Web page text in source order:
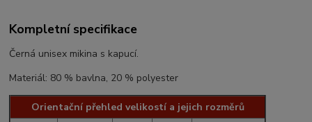
Kompletní specifikace
Černá unisex mikina s kapucí.
Materiál: 80 % bavlna, 20 % polyester
Orientační přehled velikostí a jejich rozměrů